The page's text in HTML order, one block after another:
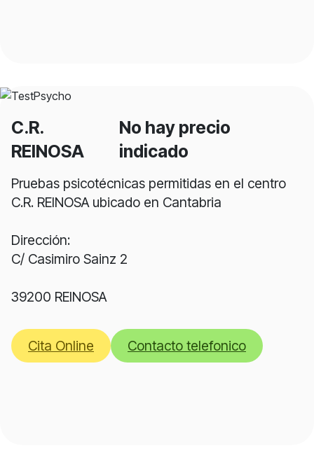
C.R.
REINOSA
No hay precio
indicado
Pruebas psicotécnicas permitidas en el centro
C.R. REINOSA ubicado en Cantabria
Dirección:
C/ Casimiro Sainz 2
39200 REINOSA
Cita Online Contacto telefonico